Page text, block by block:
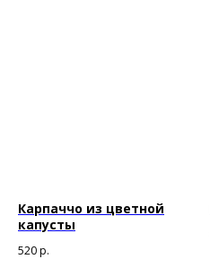
Карпаччо из цветной
капусты
520р.